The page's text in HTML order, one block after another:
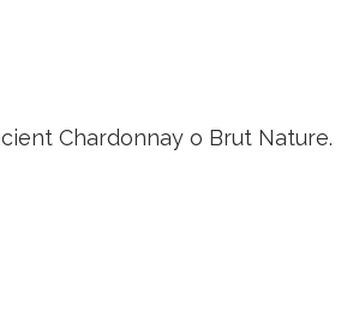
Chardonnay o Brut Nature.